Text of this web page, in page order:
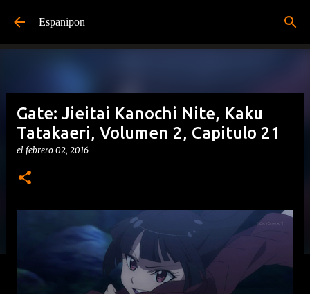
Espanipon
Gate: Jieitai Kanochi Nite, Kaku
Tatakaeri, Volumen 2, Capitulo 21
el febrero 02, 2016